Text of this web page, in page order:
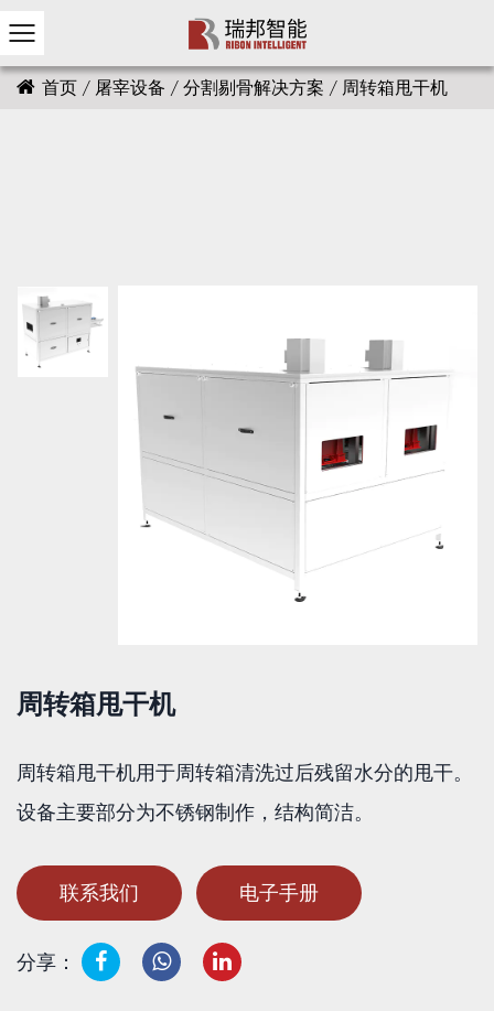
首页 / 屠宰设备 / 分割剔骨解决方案 / 周转箱甩干机
周转箱甩干机
周转箱甩干机用于周转箱清洗过后残留水分的甩干。
设备主要部分为不锈钢制作，结构简洁。
联系我们 电子手册
分享：